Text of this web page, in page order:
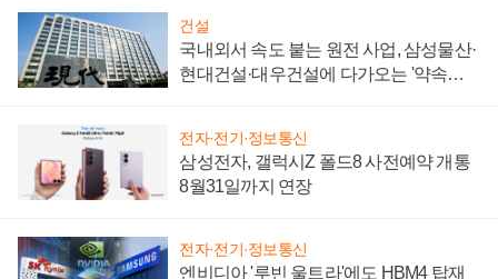
건설
국내외서 속도 붙는 원전 사업, 삼성물산·
현대건설·대우건설에 다가오는 '약속의
전자·전기·정보통신
삼성전자, 갤럭시Z 폴드8 사전예약 개통
8월31일까지 연장
전자·전기·정보통신
엔비디아 '루빈 울트라'에도 HBM4 탑재